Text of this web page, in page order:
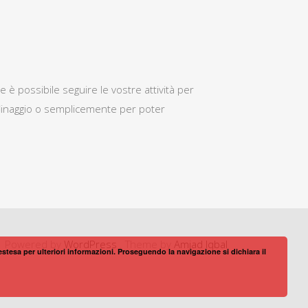
è possibile seguire le vostre attività per
o semplicemente per poter
WordPress Amjad Iqbal
per ulteriori informazioni. Proseguendo la navigazione si dichiara il